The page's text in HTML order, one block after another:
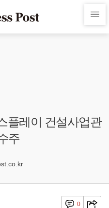
플레이 건설사업관
주
0